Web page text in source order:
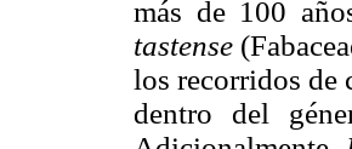
más de 100
tastense
los recorridos de
dentro del